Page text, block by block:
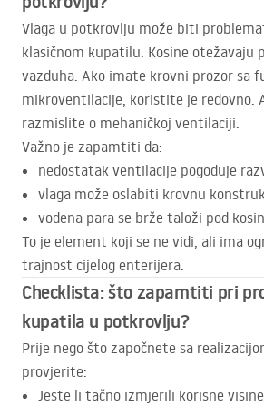
Vlaga u potkrovlju može biti
klasičnom kupatilu. Kosine otežavaju
vazduha. Ako imate krovni prozor sa
mikroventilacije, koristite je redovno.
razmislite o mehaničkoj ventilaciji.
Važno je zapamtiti da:
nedostatak ventilacije pogoduje
vlaga može oslabiti krovnu
vodena para se brže taloži pod
To je element koji se ne vidi, ali ima
trajnost cijelog enterijera.
Checklista: što zapamtiti pri
kupatila u potkrovlju?
Prije nego što započnete sa
provjerite:
Jeste li tačno izmjerili korisne